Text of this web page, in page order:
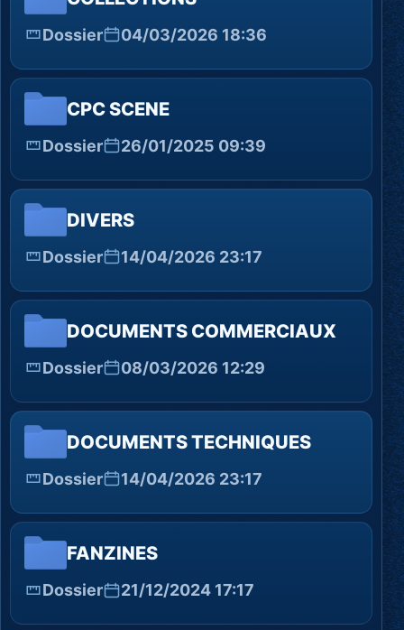
Dossier 04/03/2026 18:36
CPC SCENE
Dossier 26/01/2025 09:39
DIVERS
Dossier 14/04/2026 23:17
DOCUMENTS COMMERCIAUX
Dossier 08/03/2026 12:29
DOCUMENTS TECHNIQUES
Dossier 14/04/2026 23:17
FANZINES
Dossier 21/12/2024 17:17